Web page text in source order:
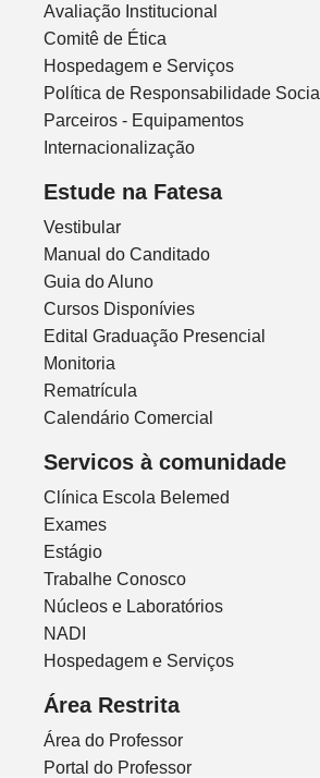
Avaliação Institucional
Comitê de Ética
Hospedagem e Serviços
Política de Responsabilidade Social
Parceiros - Equipamentos
Internacionalização
Estude na Fatesa
Vestibular
Manual do Canditado
Guia do Aluno
Cursos Disponívies
Edital Graduação Presencial
Monitoria
Rematrícula
Calendário Comercial
Servicos à comunidade
Clínica Escola Belemed
Exames
Estágio
Trabalhe Conosco
Núcleos e Laboratórios
NADI
Hospedagem e Serviços
Área Restrita
Área do Professor
Portal do Professor